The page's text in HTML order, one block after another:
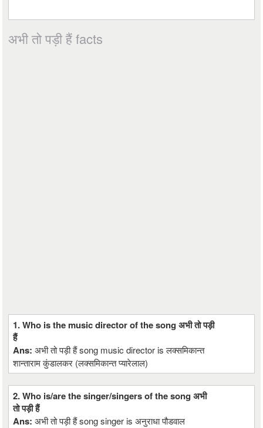
अभी तो पड़ी हैं facts
1. Who is the music director of the song अभी तो पड़ी
हैं
Ans:अभी तो पड़ी हैं song music director is लक्समिकान्त
शान्ताराम कुंडालकर (लक्समिकान्त प्यारेलाल)
2. Who is/are the singer/singers of the song अभी
तो पड़ी हैं
Ans:अभी तो पड़ी हैं song singer is अनुराधा पौडवाल